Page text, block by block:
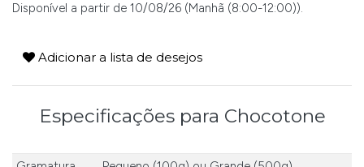
Disponível a partir de 10/08/26 (Manhã (8:00-12:00)).
Adicionar a lista de desejos
Especificações para Chocotone